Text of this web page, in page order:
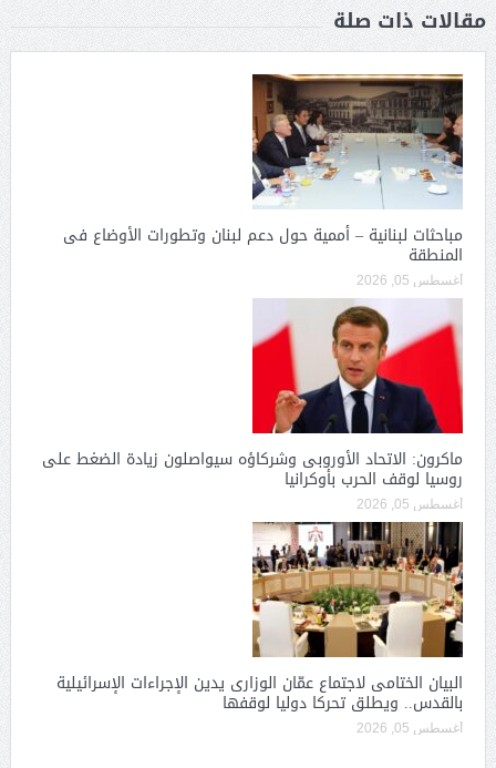
مقالات ذات صلة
مباحثات لبنانية – أممية حول دعم لبنان وتطورات الأوضاع فى
المنطقة
أغسطس 05, 2026
ماكرون: الاتحاد الأوروبى وشركاؤه سيواصلون زيادة الضغط على
روسيا لوقف الحرب بأوكرانيا
أغسطس 05, 2026
البيان الختامى لاجتماع عمّان الوزارى يدين الإجراءات الإسرائيلية
بالقدس.. ويطلق تحركا دوليا لوقفها
أغسطس 05, 2026